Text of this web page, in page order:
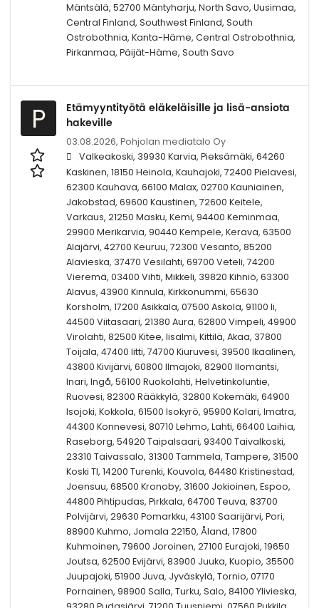
Mäntsälä, 52700 Mäntyharju, North Savo, Uusimaa,
Central Finland, Southwest Finland, South
Ostrobothnia, Kanta-Häme, Central Ostrobothnia,
Pirkanmaa, Päijät-Häme, South Savo
P
Etämyyntityötä eläkeläisille ja lisä-ansiota
hakeville
03.08.2026, Pohjolan mediatalo Oy
Valkeakoski, 39930 Karvia, Pieksämäki, 64260
Kaskinen, 18150 Heinola, Kauhajoki, 72400 Pielavesi,
62300 Kauhava, 66100 Malax, 02700 Kauniainen,
Jakobstad, 69600 Kaustinen, 72600 Keitele,
Varkaus, 21250 Masku, Kemi, 94400 Keminmaa,
29900 Merikarvia, 90440 Kempele, Kerava, 63500
Alajärvi, 42700 Keuruu, 72300 Vesanto, 85200
Alavieska, 37470 Vesilahti, 69700 Veteli, 74200
Vieremä, 03400 Vihti, Mikkeli, 39820 Kihniö, 63300
Alavus, 43900 Kinnula, Kirkkonummi, 65630
Korsholm, 17200 Asikkala, 07500 Askola, 91100 Ii,
44500 Viitasaari, 21380 Aura, 62800 Vimpeli, 49900
Virolahti, 82500 Kitee, Iisalmi, Kittilä, Akaa, 37800
Toijala, 47400 Iitti, 74700 Kiuruvesi, 39500 Ikaalinen,
43800 Kivijärvi, 60800 Ilmajoki, 82900 Ilomantsi,
Inari, Ingå, 56100 Ruokolahti, Helvetinkoluntie,
Ruovesi, 82300 Rääkkylä, 32800 Kokemäki, 64900
Isojoki, Kokkola, 61500 Isokyrö, 95900 Kolari, Imatra,
44300 Konnevesi, 80710 Lehmo, Lahti, 66400 Laihia,
Raseborg, 54920 Taipalsaari, 93400 Taivalkoski,
23310 Taivassalo, 31300 Tammela, Tampere, 31500
Koski Tl, 14200 Turenki, Kouvola, 64480 Kristinestad,
Joensuu, 68500 Kronoby, 31600 Jokioinen, Espoo,
44800 Pihtipudas, Pirkkala, 64700 Teuva, 83700
Polvijärvi, 29630 Pomarkku, 43100 Saarijärvi, Pori,
88900 Kuhmo, Jomala 22150, Åland, 17800
Kuhmoinen, 79600 Joroinen, 27100 Eurajoki, 19650
Joutsa, 62500 Evijärvi, 83900 Juuka, Kuopio, 35500
Juupajoki, 51900 Juva, Jyväskylä, Tornio, 07170
Pornainen, 98900 Salla, Turku, Salo, 84100 Ylivieska,